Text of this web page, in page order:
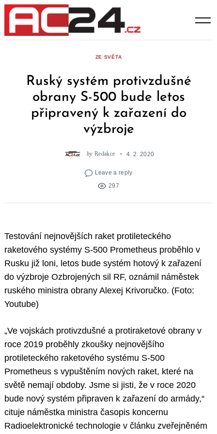
Skip
content
ZE SVĚTA
Ruský systém protivzdušné
obrany S-500 bude letos
připravený k zařazení do
výzbroje
by Redakce 4. 2. 2020
Leave a reply
297
Testování nejnovějších raket protileteckého
raketového systémy S-500 Prometheus proběhlo v
Rusku již loni, letos bude systém hotový k zařazení
do výzbroje Ozbrojených sil RF, oznámil náměstek
ruského ministra obrany Alexej Krivoručko. (Foto:
Youtube)
„Ve vojskách protivzdušné a protiraketové obrany v
roce 2019 proběhly zkoušky nejnovějšího
protileteckého raketového systému S-500
Prometheus s vypuštěním nových raket, které na
světě nemají obdoby. Jsme si jisti, že v roce 2020
bude nový systém připraven k zařazení do armády,“
cituje náměstka ministra časopis koncernu
Radioelektronické technologie v článku zveřejněném